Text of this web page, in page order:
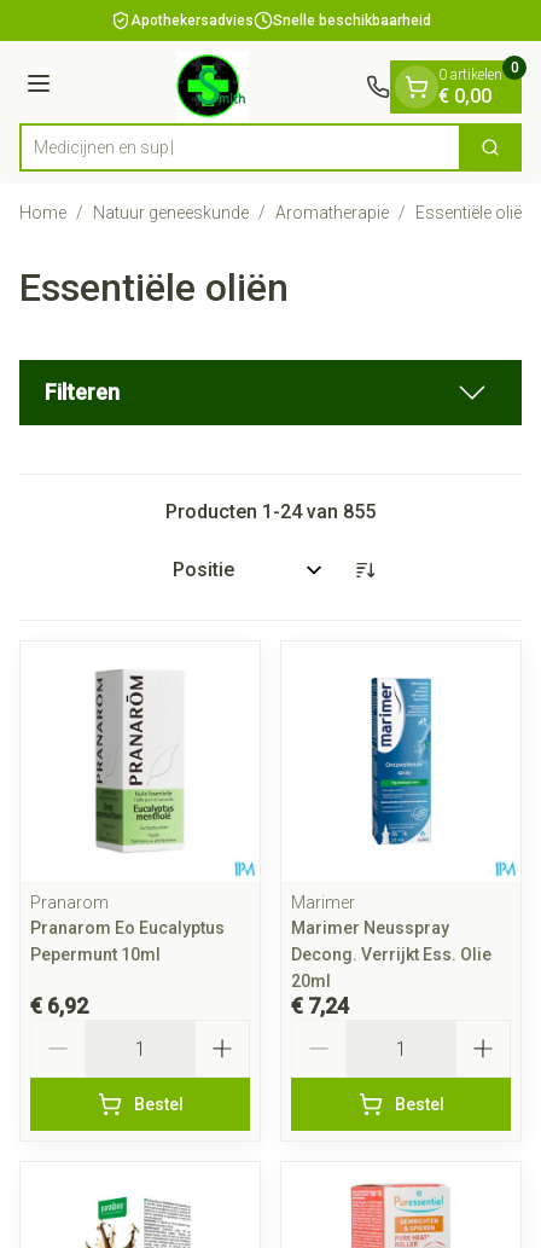
Ga naar de inhoudApothekersadvies Snelle beschikbaarheid
Menu
Product, merk, categorie... Zoek
0 artikelen
€ 0,00
0
Home / Natuur geneeskunde / Aromatherapie / Essentiële oliën
Essentiële oliën
Filteren
Producten 1 -24van 855
Sorteer op:
Pranarom
Pranarom Eo Eucalyptus
Pepermunt 10ml
€ 6,92
Bestel
Marimer
Marimer Neusspray
Decong. Verrijkt Ess. Olie
20ml
€ 7,24
Bestel